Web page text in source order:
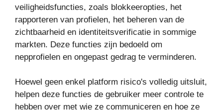
veiligheidsfuncties, zoals blokkeeropties, het
rapporteren van profielen, het beheren van de
zichtbaarheid en identiteitsverificatie in sommige
markten. Deze functies zijn bedoeld om
nepprofielen en ongepast gedrag te verminderen.
Hoewel geen enkel platform risico's volledig uitsluit,
helpen deze functies de gebruiker meer controle te
hebben over met wie ze communiceren en hoe ze